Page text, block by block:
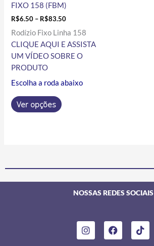
FIXO 158 (FBM)
R$6.50 – R$83.50
Rodízio Fixo Linha 158
CLIQUE AQUI E ASSISTA
UM VÍDEO SOBRE O
PRODUTO
Escolha a roda abaixo
Ver opções
página
do
produto
NOSSAS REDES SOCIAIS
I
n
F
a
T
i